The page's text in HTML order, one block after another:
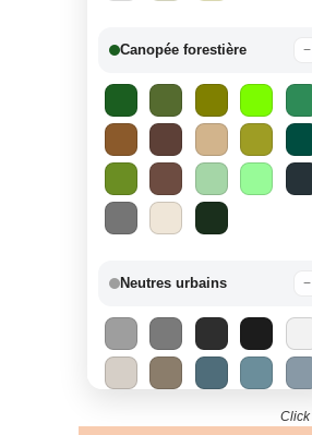
Canopée forestière −
Neutres urbains −
Click